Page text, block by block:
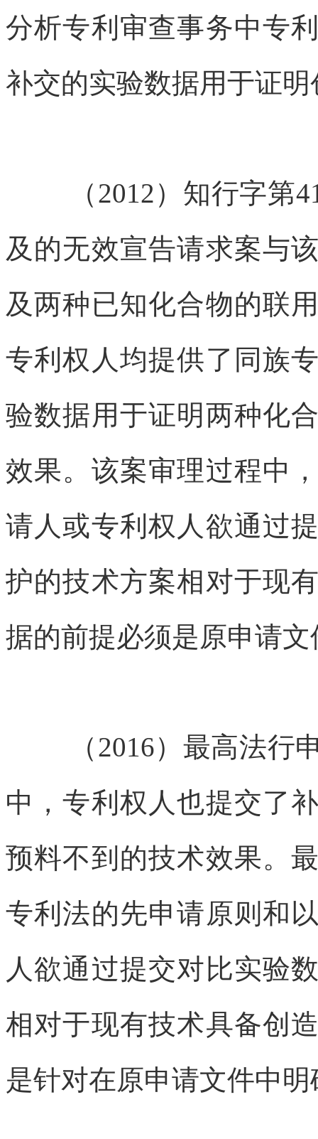
分析专利审查事务中专
补交的实验数据用于证
（2012）知行字
及的无效宣告请求案与
及两种已知化合物的联
专利权人均提供了同族
验数据用于证明两种化
效果。该案审理过程中
请人或专利权人欲通过
护的技术方案相对于现
据的前提必须是原申请
（2016）最高法行
中，专利权人也提交了
预料不到的技术效果。
专利法的先申请原则和
人欲通过提交对比实验
相对于现有技术具备创
是针对在原申请文件中